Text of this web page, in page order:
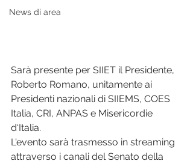
News di area
Sarà presente per SIIET il Presidente,
Roberto Romano, unitamente ai
Presidenti nazionali di SIIEMS, COES
Italia, CRI, ANPAS e Misericordie
d‘Italia.
L'evento sarà trasmesso in streaming
attraverso i canali del Senato della